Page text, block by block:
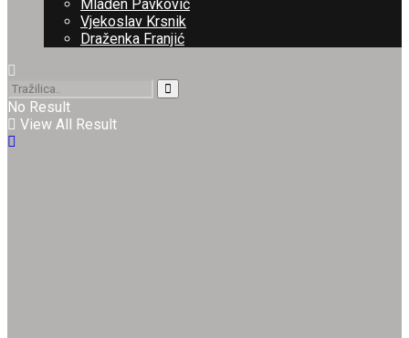
Mladen Pavković
Vjekoslav Krsnik
Draženka Franjić
No Result
View All Result